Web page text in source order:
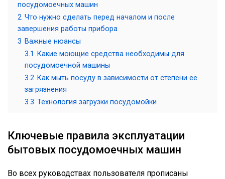
посудомоечных машин
2 Что нужно сделать перед началом и после
завершения работы прибора
3 Важные нюансы
3.1
Какие моющие средства необходимы для
посудомоечной машины
3.2 Как мыть посуду в зависимости от степени ее
загрязнения
3.3 Технология загрузки посудомойки
Ключевые правила эксплуатации
бытовых посудомоечных машин
Во всех руководствах пользователя прописаны